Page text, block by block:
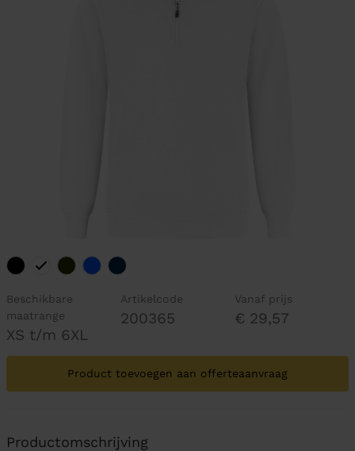
Beschikbare
maatrange
XS t/m 6XL
Artikelcode
200365
Vanaf prijs
€ 29,57
Product toevoegen aan offerteaanvraag
Productomschrijving